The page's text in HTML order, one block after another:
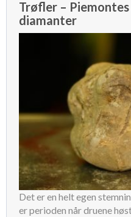
Trøfler –
diamanter
Det er en helt egen
er perioden når druene